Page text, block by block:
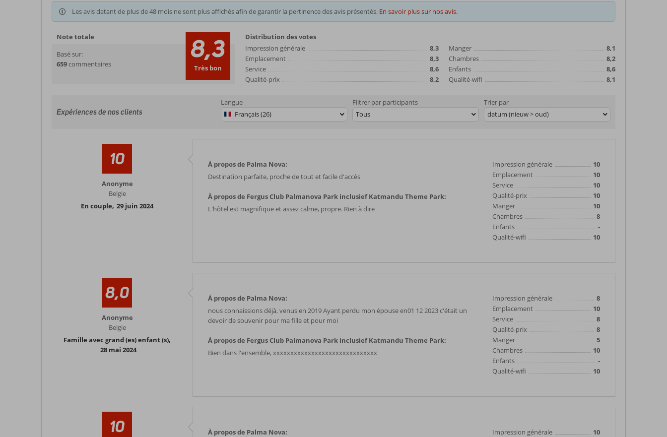
Les avis datant de plus de 48 mois ne sont plus affichés afin de garantir la pertinence des avis présentés. En savoir plus sur nos avis.
Note totale
Basé sur:
659 commentaires 8,3
Très bon
Distribution des votes
Impression générale
8,3
Emplacement
8,3
Service
8,6
Qualité-prix
8,2
Manger
8,1
Chambres
8,2
Enfants
8,6
Qualité-wifi
8,1
Expériences de nos clients
Langue
Français (26)
Filtrer par participants
Tous
Trier par
datum (nieuw > oud)
10
Anonyme
Belgie
En couple, 29 juin 2024
À propos de Palma Nova:
Destination parfaite, proche de tout et facile d'accès
À propos de Fergus Club Palmanova Park inclusief Katmandu Theme Park:
L'hôtel est magnifique et assez calme, propre. Rien à dire
Impression générale
10
Emplacement
10
Service
10
Qualité-prix
10
Manger
10
Chambres
8
Enfants
-
Qualité-wifi
10
8,0
Anonyme
Belgie
Famille avec grand (es) enfant (s),
28 mai 2024
À propos de Palma Nova:
nous connaissions déjà, venus en 2019 Ayant perdu mon épouse en01 12 2023 c'était un
devoir de souvenir pour ma fille et pour moi
À propos de Fergus Club Palmanova Park inclusief Katmandu Theme Park:
Bien dans l'ensemble, xxxxxxxxxxxxxxxxxxxxxxxxxxxxxx
Impression générale
8
Emplacement
10
Service
8
Qualité-prix
8
Manger
5
Chambres
10
Enfants
-
Qualité-wifi
10
10
À propos de Palma Nova:
Impression générale
10